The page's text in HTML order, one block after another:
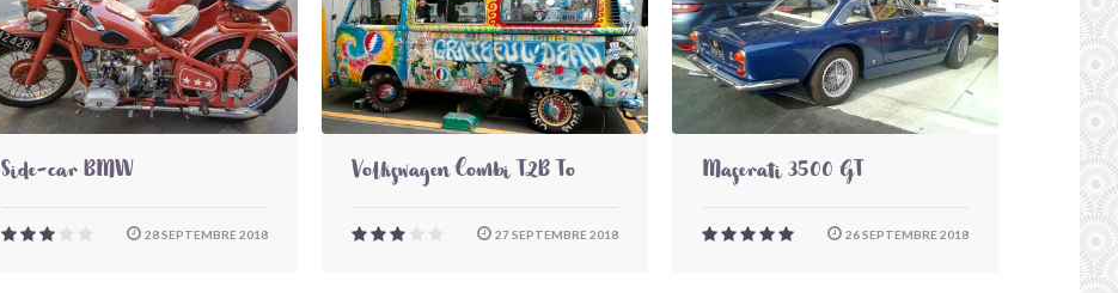
Side-car BMW
28 SEPTEMBRE 2018
Volkswagen Combi T2B To
27 SEPTEMBRE 2018
Maserati 3500 GT
26 SEPTEMBRE 2018